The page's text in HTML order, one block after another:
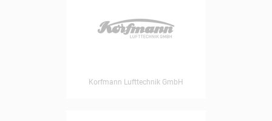
Korfmann Lufttechnik GmbH